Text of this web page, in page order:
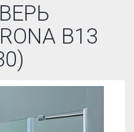
B13